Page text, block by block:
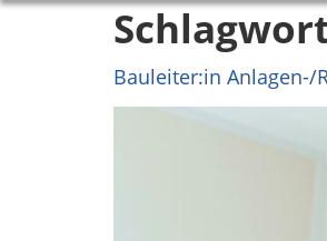
Bauleiter:in